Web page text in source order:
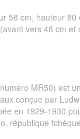
58 cm, hauteur 80
vers 48 cm et
MR50) est
conçue par
en 1929-1930
république